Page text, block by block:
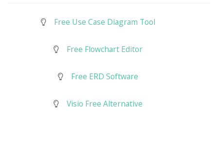
Free Use Case Diagram Tool
Free Flowchart Editor
Free ERD Software
Visio Free Alternative